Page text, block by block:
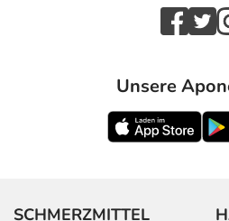
Unsere
SCHMERZMITTEL